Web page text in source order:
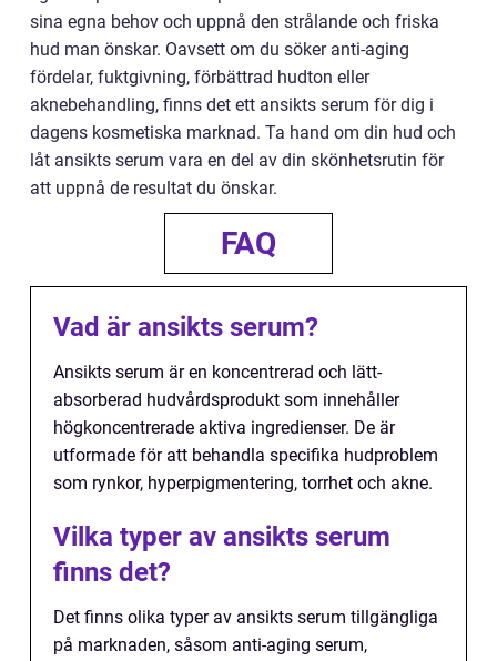
sina egna behov och uppnå den strålande och friska
hud man önskar. Oavsett om du söker anti-aging
fördelar, fuktgivning, förbättrad hudton eller
aknebehandling, finns det ett ansikts serum för dig i
dagens kosmetiska marknad. Ta hand om din hud och
låt ansikts serum vara en del av din skönhetsrutin för
att uppnå de resultat du önskar.
FAQ
Vad är ansikts serum?
Ansikts serum är en koncentrerad och lätt-
absorberad hudvårdsprodukt som innehåller
högkoncentrerade aktiva ingredienser. De är
utformade för att behandla specifika hudproblem
som rynkor, hyperpigmentering, torrhet och akne.
Vilka typer av ansikts serum
finns det?
Det finns olika typer av ansikts serum tillgängliga
på marknaden, såsom anti-aging serum,